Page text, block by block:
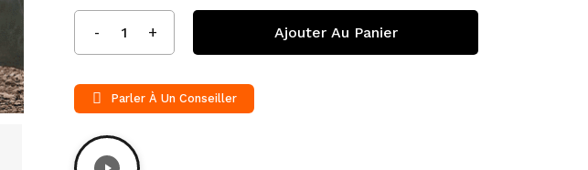
Ajouter Au Panier
Parler À Un Conseiller